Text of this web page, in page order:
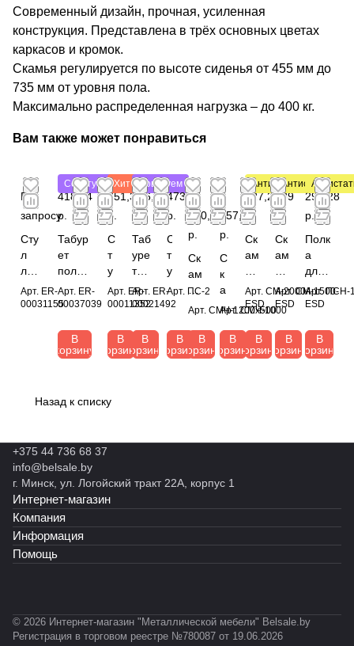
Современный дизайн, прочная, усиленная
конструкция. Представлена в трёх основных цветах
каркасов и кромок.
Скамья регулируется по высоте сиденья от 455 мм до
735 мм от уровня пола.
Максимально распределенная нагрузка – до 400 кг.
Вам также может понравиться
По
запросу
Сту
л
лаб
ора
тор
Арт. ER-
00031155
Советуем
418,44
р.
Табур
ет
полиу
ретан
овый
а 2
PU
Арт. ER-
00037039
В
корзину
Хит
751,32
р.
С
т
у
л
О
и
к
н
Арт. ER-
00011352
В
корзину
Советуем
356,16
р.
Таб
уре
т
кож
зам
а
1-
Арт. ER-
00021492
В
корзину
473,04
р.
С
т
у
л
П
-
2
Арт. ПС-2
В
корзину
3
460,08
р.
Ск
ам
ья
С
Ч-
12
Арт.СМЧ-1200х500
В
корзину
2
857,20
р.
С
к
а
м
я
С
Арт.СМЧ-1000
В
корзину
Антистатический
827,28
р.
Ск
ам
С
М-
00
-
Арт.СМ-2000-
ESD
В
корзину
639
р.
Ск
ам
С
М-
00
-
Арт.СМ-1500-
ESD
В
корзину
293,28
р.
Полк
а
для
скам
ьи
1200
-ESD
Арт.ПСН-
ESD
В
корзину
Назад к списку
+375 44 736 68 37
info@belsale.by
г. Минск, ул. Логойский тракт 22А, корпус 1
Интернет-магазин
Компания
Информация
Помощь
© 2026 Интернет-магазин "Металлической мебели" Belsale.by
Регистрация в торговом реестре №780087 от 19.06.2026